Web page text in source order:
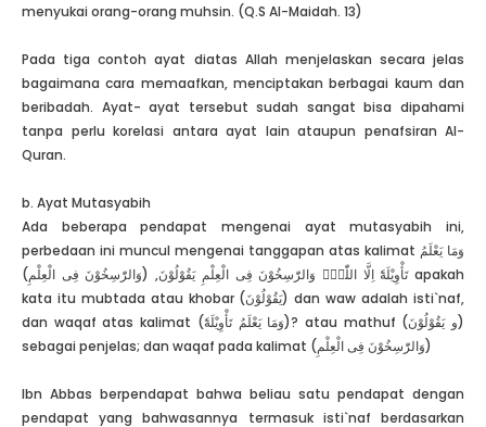
menyukai orang-orang muhsin. (Q.S Al-Maidah. 13)
Pada tiga contoh ayat diatas Allah menjelaskan secara jelas
bagaimana cara memaafkan, menciptakan berbagai kaum dan
beribadah. Ayat- ayat tersebut sudah sangat bisa dipahami
tanpa perlu korelasi antara ayat lain ataupun penafsiran Al-
Quran.
b. Ayat Mutasyabih
Ada beberapa pendapat mengenai ayat mutasyabih ini,
perbedaan ini muncul mengenai tanggapan atas kalimat وَمَا يَعْلَمُ
تَأْوِيْلَهٗٓ اِلَّا اللّٰهُۘ وَالرّٰسِخُوْنَ فِى الْعِلْمِ يَقُوْلُوْنَ, (وَالرّٰسِخُوْنَ فِى الْعِلْمِ) apakah
kata itu mubtada atau khobar (يَقُوْلُوْنَ) dan waw adalah isti`naf,
dan waqaf atas kalimat (وَمَا يَعْلَمُ تَأْوِيْلَهٗٓ)? atau mathuf (و يَقُوْلُوْنَ)
sebagai penjelas; dan waqaf pada kalimat (وَالرّٰسِخُوْنَ فِى الْعِلْمِ)
Ibn Abbas berpendapat bahwa beliau satu pendapat dengan
pendapat yang bahwasannya termasuk isti`naf berdasarkan